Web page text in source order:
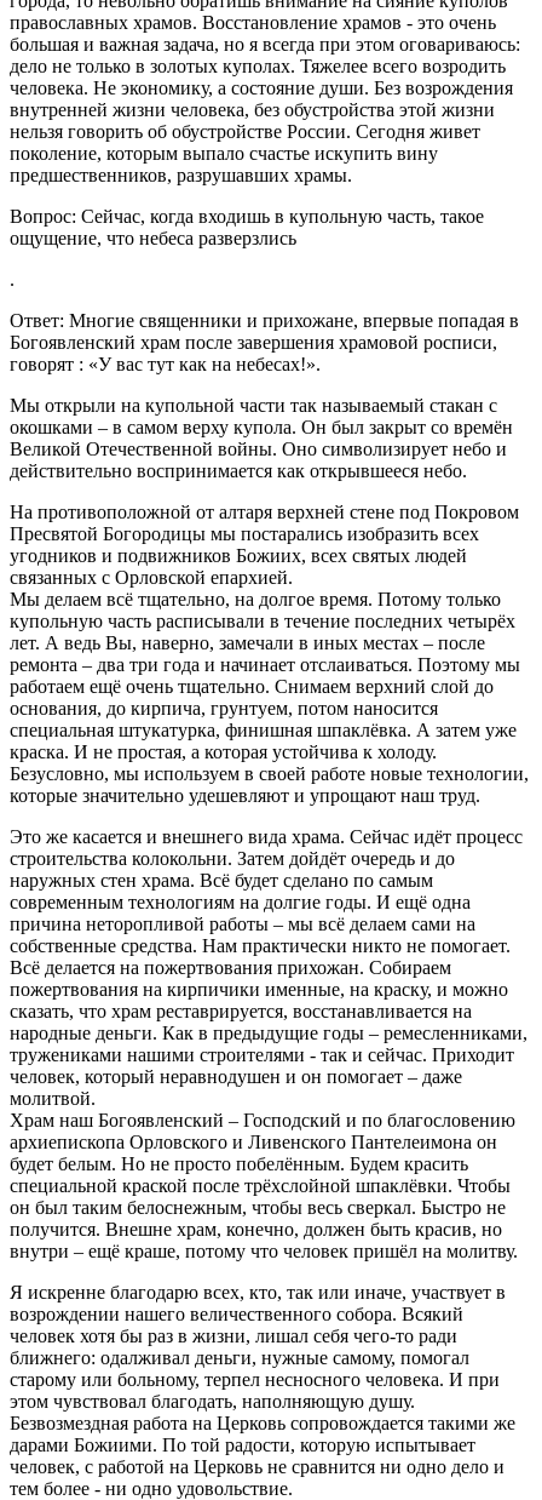
православных храмов. Восстановление храмов - это очень
большая и важная задача, но я всегда при этом оговариваюсь:
дело не только в золотых куполах. Тяжелее всего возродить
человека. Не экономику, а состояние души. Без возрождения
внутренней жизни человека, без обустройства этой жизни
нельзя говорить об обустройстве России. Сегодня живет
поколение, которым выпало счастье искупить вину
предшественников, разрушавших храмы.
Вопрос: Сейчас, когда входишь в купольную часть, такое
ощущение, что небеса разверзлись
.
Ответ: Многие священники и прихожане, впервые попадая в
Богоявленский храм после завершения храмовой росписи,
говорят : «У вас тут как на небесах!».
Мы открыли на купольной части так называемый стакан с
окошками – в самом верху купола. Он был закрыт со времён
Великой Отечественной войны. Оно символизирует небо и
действительно воспринимается как открывшееся небо.
На противоположной от алтаря верхней стене под Покровом
Пресвятой Богородицы мы постарались изобразить всех
угодников и подвижников Божиих, всех святых людей
связанных с Орловской епархией.
Мы делаем всё тщательно, на долгое время. Потому только
купольную часть расписывали в течение последних четырёх
лет. А ведь Вы, наверно, замечали в иных местах – после
ремонта – два три года и начинает отслаиваться. Поэтому мы
работаем ещё очень тщательно. Снимаем верхний слой до
основания, до кирпича, грунтуем, потом наносится
специальная штукатурка, финишная шпаклёвка. А затем уже
краска. И не простая, а которая устойчива к холоду.
Безусловно, мы используем в своей работе новые технологии,
которые значительно удешевляют и упрощают наш труд.
Это же касается и внешнего вида храма. Сейчас идёт процесс
строительства колокольни. Затем дойдёт очередь и до
наружных стен храма. Всё будет сделано по самым
современным технологиям на долгие годы. И ещё одна
причина неторопливой работы – мы всё делаем сами на
собственные средства. Нам практически никто не помогает.
Всё делается на пожертвования прихожан. Собираем
пожертвования на кирпичики именные, на краску, и можно
сказать, что храм реставрируется, восстанавливается на
народные деньги. Как в предыдущие годы – ремесленниками,
тружениками нашими строителями - так и сейчас. Приходит
человек, который неравнодушен и он помогает – даже
молитвой.
Храм наш Богоявленский – Господский и по благословению
архиепископа Орловского и Ливенского Пантелеимона он
будет белым. Но не просто побелённым. Будем красить
специальной краской после трёхслойной шпаклёвки. Чтобы
он был таким белоснежным, чтобы весь сверкал. Быстро не
получится. Внешне храм, конечно, должен быть красив, но
внутри – ещё краше, потому что человек пришёл на молитву.
Я искренне благодарю всех, кто, так или иначе, участвует в
возрождении нашего величественного собора. Всякий
человек хотя бы раз в жизни, лишал себя чего-то ради
ближнего: одалживал деньги, нужные самому, помогал
старому или больному, терпел несносного человека. И при
этом чувствовал благодать, наполняющую душу.
Безвозмездная работа на Церковь сопровождается такими же
дарами Божиими. По той радости, которую испытывает
человек, с работой на Церковь не сравнится ни одно дело и
тем более - ни одно удовольствие.